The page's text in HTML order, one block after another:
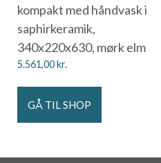
kompakt med håndvask i
saphirkeramik,
340x220x630, mørk elm
5.561,00kr.
GÅ TIL SHOP